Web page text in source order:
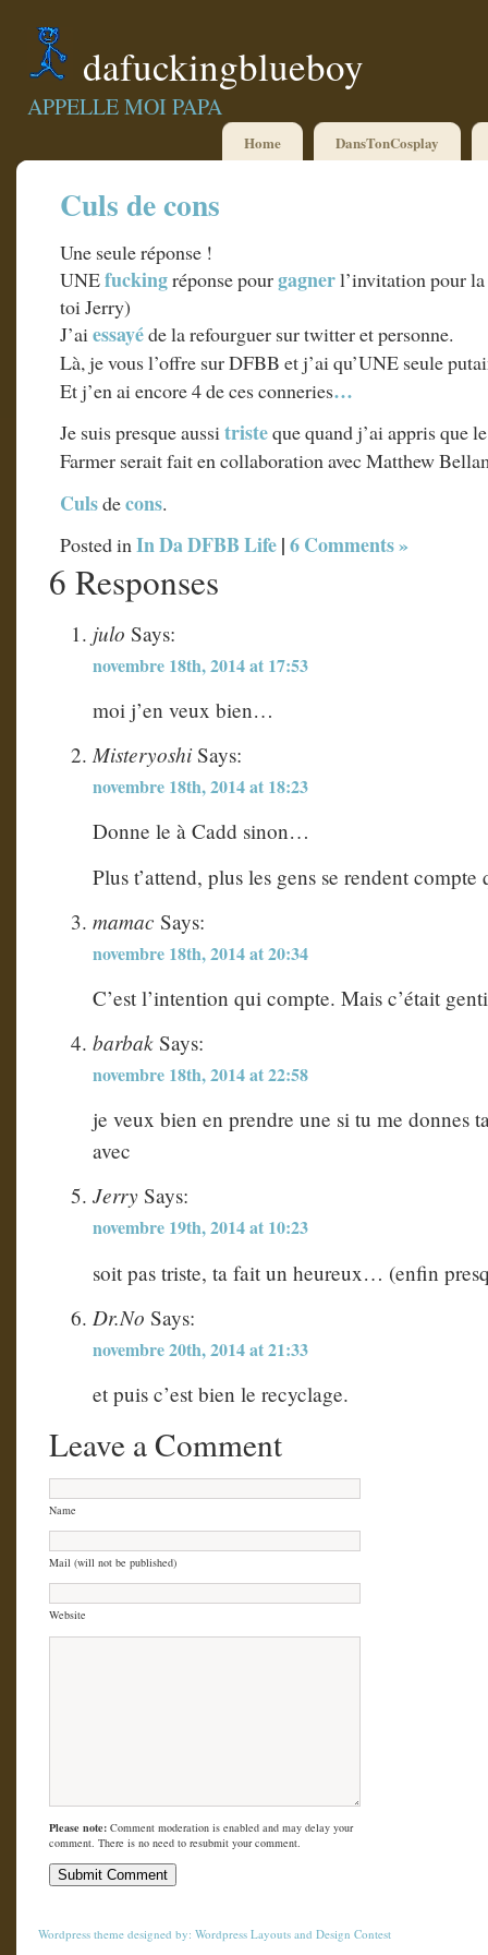
dafuckingblueboy
APPELLE MOI PAPA
Home DansTonCosplay
Culs de cons
Une seule réponse !
UNEfuckingréponse pourgagnerl’invitation pour
toi Jerry)
J’aiessayéde la refourguer sur twitter et personne.
Là, je vous l’offre sur DFBB et j’ai qu’UNE seule
Et j’en ai encore 4 de ces conneries…
Je suis presque aussitristeque quand j’ai appris que
Farmer serait fait en collaboration avec Matthew
Culsdecons.
Posted in In Da DFBB Life|6 Comments »
6 Responses
julo Says:
novembre 18th, 2014 at 17:53
moi j’en veux bien…
MisteryoshiSays:
novembre 18th, 2014 at 18:23
Donne le à Cadd sinon…
Plus t’attend, plus les gens se rendent
mamac Says:
novembre 18th, 2014 at 20:34
C’est l’intention qui compte. Mais c’était
barbak Says:
novembre 18th, 2014 at 22:58
je veux bien en prendre une si tu me donnes
avec
Jerry Says:
novembre 19th, 2014 at 10:23
soit pas triste, ta fait un heureux… (enfin
Dr.No Says:
novembre 20th, 2014 at 21:33
et puis c’est bien le recyclage.
Leave a Comment
Name
Mail (will not be published)
Website
Please note: Comment moderation is enabled and may delay your
comment. There is no need to resubmit your comment.
Wordpress theme designed by: Wordpress Layouts and Design Contest